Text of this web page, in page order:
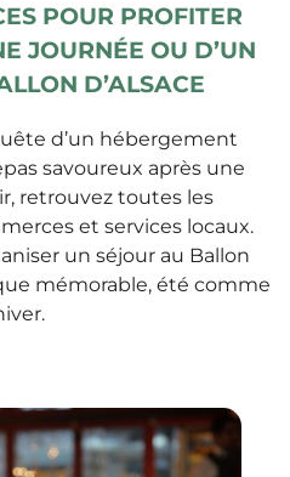
POUR PROFITER
JOURNÉE OU D’UN
D’ALSACE
d’un hébergement
savoureux après une
retrouvez toutes les
et services locaux.
un séjour au Ballon
mémorable, été comme